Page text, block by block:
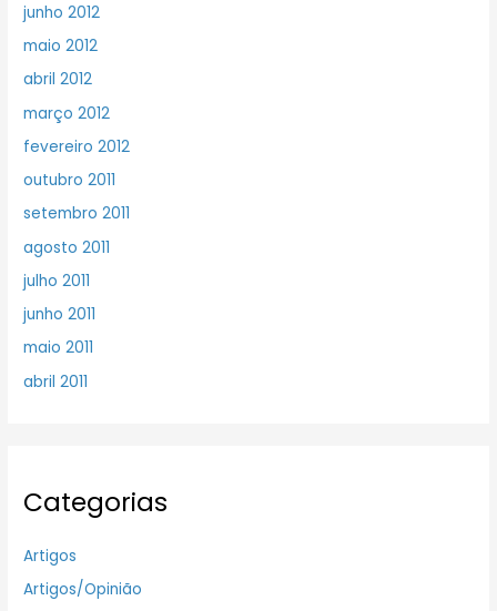
junho 2012
maio 2012
abril 2012
março 2012
fevereiro 2012
outubro 2011
setembro 2011
agosto 2011
julho 2011
junho 2011
maio 2011
abril 2011
Categorias
Artigos
Artigos/Opinião